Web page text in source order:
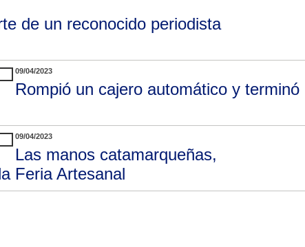
de un reconocido periodista
09/04/2023
Rompió un cajero automático y terminó
09/04/2023
Las manos catamarqueñas,
Feria Artesanal